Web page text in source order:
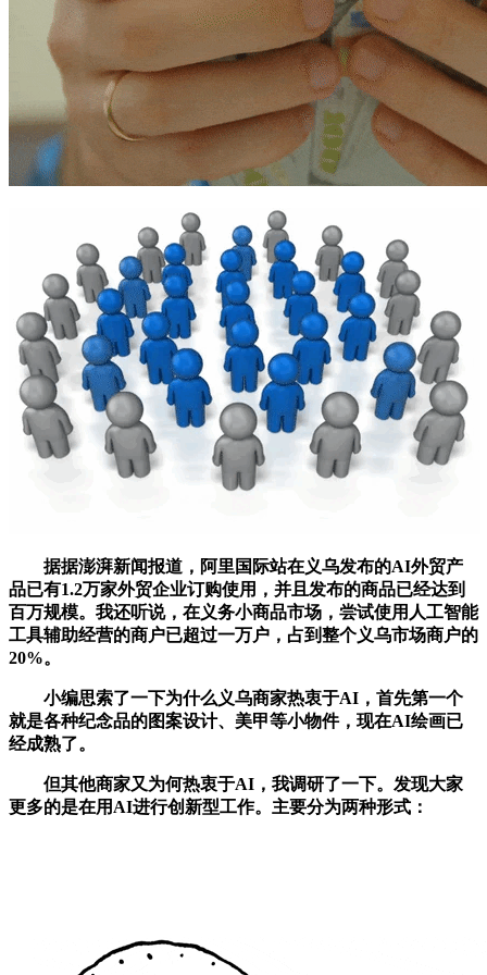
据据澎湃新闻报道，阿里国际站在义乌发布的AI外贸产
品已有1.2万家外贸企业订购使用，并且发布的商品已经达到
百万规模。我还听说，在义务小商品市场，尝试使用人工智能
工具辅助经营的商户已超过一万户，占到整个义乌市场商户的
20%。
小编思索了一下为什么义乌商家热衷于AI，首先第一个
就是各种纪念品的图案设计、美甲等小物件，现在AI绘画已
经成熟了。
但其他商家又为何热衷于AI，我调研了一下。发现大家
更多的是在用AI进行创新型工作。主要分为两种形式：